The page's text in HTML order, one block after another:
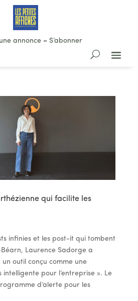
annonce– S’abonner
qui facilite les
infinies et les post-it qui tombent
Laurence Sadorge a
outil conçu comme une
intelligente pour l’entreprise ». Le
d’alerte pour les